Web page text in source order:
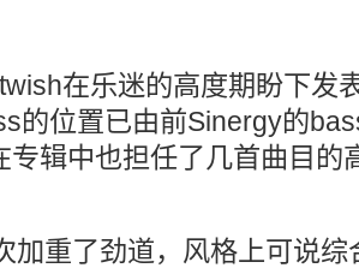
在乐迷的高度期盼下发
的位置已由前Sinergy的
专辑中也担任了几首曲目的
加重了劲道，风格上可说